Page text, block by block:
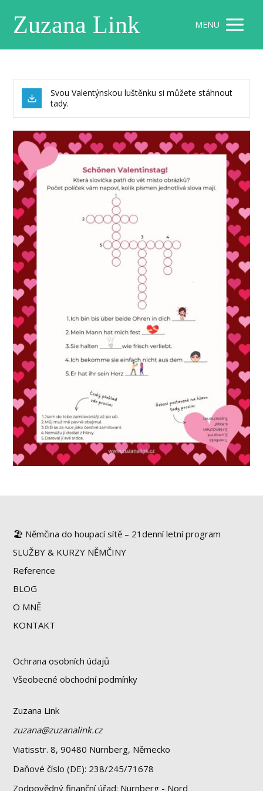
Zuzana Link MENU
Svou Valentýnskou luštěnku si můžete stáhnout
tady.
🏖 Němčina do houpací sítě – 21denní letní program
SLUŽBY & KURZY NĚMČINY
Reference
BLOG
O MNĚ
KONTAKT
Ochrana osobních údajů
Všeobecné obchodní podmínky
Zuzana Link
zuzana@zuzanalink.cz
Viatisstr. 8, 90480 Nürnberg, Německo
Daňové číslo (DE): 238/245/71678
Zodpovědný finanční úřad: Nürnberg - Nord